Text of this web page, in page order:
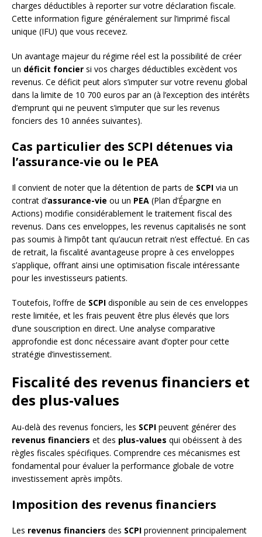
charges déductibles à reporter sur votre déclaration fiscale.
Cette information figure généralement sur l’imprimé fiscal
unique (IFU) que vous recevez.
Un avantage majeur du régime réel est la possibilité de créer
un déficit foncier si vos charges déductibles excèdent vos
revenus. Ce déficit peut alors s’imputer sur votre revenu global
dans la limite de 10 700 euros par an (à l’exception des intérêts
d’emprunt qui ne peuvent s’imputer que sur les revenus
fonciers des 10 années suivantes).
Cas particulier des SCPI détenues via
l’assurance-vie ou le PEA
Il convient de noter que la détention de parts de SCPI via un
contrat d’assurance-vie ou un PEA (Plan d’Épargne en
Actions) modifie considérablement le traitement fiscal des
revenus. Dans ces enveloppes, les revenus capitalisés ne sont
pas soumis à l’impôt tant qu’aucun retrait n’est effectué. En cas
de retrait, la fiscalité avantageuse propre à ces enveloppes
s’applique, offrant ainsi une optimisation fiscale intéressante
pour les investisseurs patients.
Toutefois, l’offre de SCPI disponible au sein de ces enveloppes
reste limitée, et les frais peuvent être plus élevés que lors
d’une souscription en direct. Une analyse comparative
approfondie est donc nécessaire avant d’opter pour cette
stratégie d’investissement.
Fiscalité des revenus financiers et
des plus-values
Au-delà des revenus fonciers, les SCPI peuvent générer des
revenus financiers et des plus-values qui obéissent à des
règles fiscales spécifiques. Comprendre ces mécanismes est
fondamental pour évaluer la performance globale de votre
investissement après impôts.
Imposition des revenus financiers
Les revenus financiers des SCPI proviennent principalement